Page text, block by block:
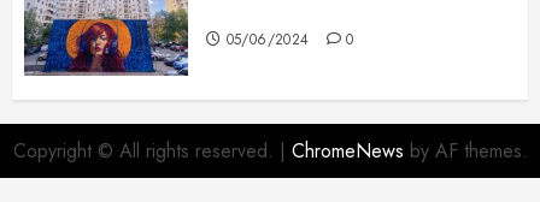
05/06/2024 0
Copyright © All rights reserved. | ChromeNews by AF themes.